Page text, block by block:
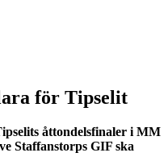
för Tipselit
åttondelsfinaler i MM
Staffanstorps GIF ska